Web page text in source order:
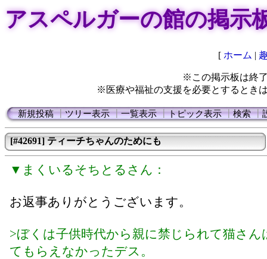
アスペルガーの館の掲示
[ ホーム |
※この掲示板は終
※医療や福祉の支援を必要とするとき
新規投稿┃ツリー表示┃一覧表示┃トピック表示┃検索┃
[#42691] ティーチちゃんのためにも
▼まくいるそちとるさん：
お返事ありがとうございます。
>ぼくは子供時代から親に禁じられて猫さん
てもらえなかったデス。